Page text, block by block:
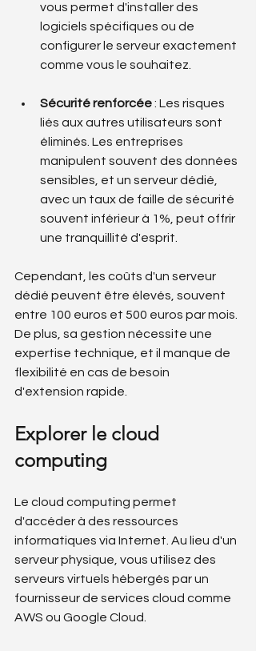
vous permet d'installer des
logiciels spécifiques ou de
configurer le serveur exactement
comme vous le souhaitez.
Sécurité renforcée : Les risques
liés aux autres utilisateurs sont
éliminés. Les entreprises
manipulent souvent des données
sensibles, et un serveur dédié,
avec un taux de faille de sécurité
souvent inférieur à 1%, peut offrir
une tranquillité d'esprit.
Cependant, les coûts d'un serveur
dédié peuvent être élevés, souvent
entre 100 euros et 500 euros par mois.
De plus, sa gestion nécessite une
expertise technique, et il manque de
flexibilité en cas de besoin
d'extension rapide.
Explorer le cloud
computing
Le cloud computing permet
d'accéder à des ressources
informatiques via Internet. Au lieu d'un
serveur physique, vous utilisez des
serveurs virtuels hébergés par un
fournisseur de services cloud comme
AWS ou Google Cloud.